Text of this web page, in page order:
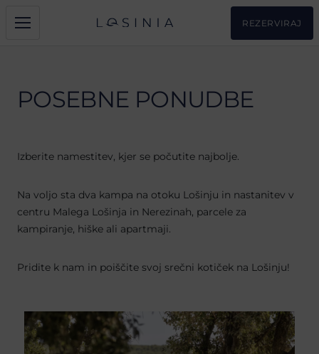
REZERVIRAJ
POSEBNE PONUDBE
Izberite namestitev, kjer se počutite najbolje.
Na voljo sta dva kampa na otoku Lošinju in nastanitev v
centru Malega Lošinja in Nerezinah, parcele za
kampiranje, hiške ali apartmaji.
Pridite k nam in poiščite svoj srečni kotiček na Lošinju!